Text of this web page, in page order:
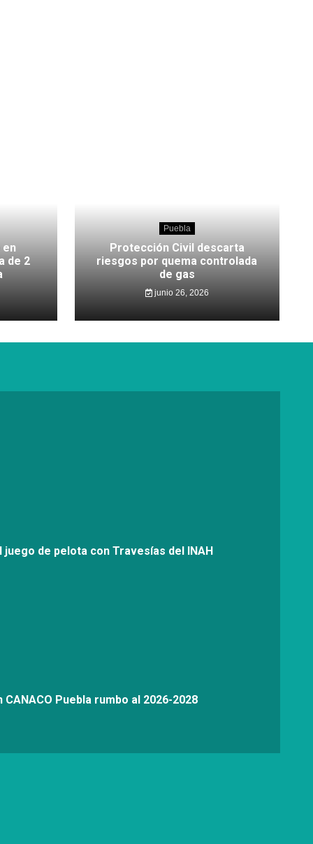
en
de 2
Puebla
Protección Civil descarta
riesgos por quema controlada
de gas
junio 26, 2026
de pelota con Travesías del INAH
Puebla rumbo al 2026-2028